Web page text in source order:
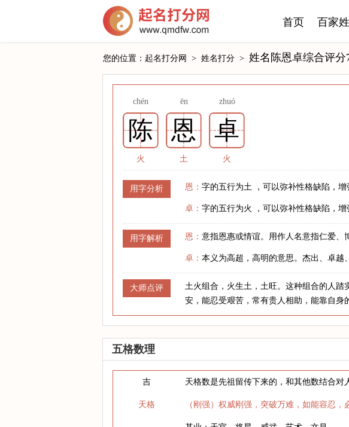
首页 百家姓
您的位置： 起名打分网 > 姓名打分 > 姓名陈恩卓综合评分
chén ēn zhuó
陈 恩 卓
火 土 火
用字分析 恩： 字的五行为土 ，可以弥补性格缺陷，
卓： 字的五行为火 ，可以弥补性格缺陷，
用字解析 恩： 意指恩惠或情谊。用作人名意指仁爱、
卓： 本义为高超，高明的意思。杰出、卓越
大师点评
土火组合，火生土，土旺。这种组合的人踏
安，能忍受艰苦，常有贵人相助，能靠自身
五格数理
吉
天格
天格数是先祖留传下来的，和其他数结合对
（刚强）权威刚强，突破万难，如能容忍，